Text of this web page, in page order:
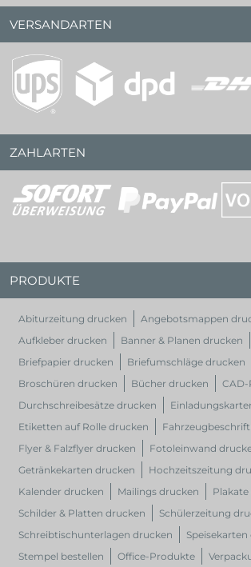
VERSANDARTEN
ZAHLARTEN
PRODUKTE
Abiturzeitung drucken
Angebotsmappen
Aufkleber drucken
Banner & Planen drucken
Briefpapier drucken
Briefumschläge drucken
Broschüren drucken
Bücher drucken
CAD-
Durchschreibesätze drucken
Etiketten auf Rolle drucken
Flyer & Falzflyer drucken
Fotoleinwand
Getränkekarten drucken
Hochzeitszeitung
Kalender drucken
Mailings drucken
Schilder & Platten drucken
Schülerzeitung
Schreibtischunterlagen drucken
Stempel bestellen
Office-Produkte